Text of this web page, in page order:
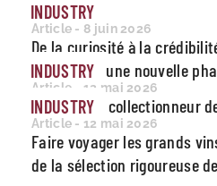
INDUSTRY
Article - 8 juin 2026
De la curiosité à la
entre dans une nouvelle
INDUSTRY
Article - 12 mai 2026
Qui devient collectionneur
INDUSTRY
Article - 12 mai 2026
Faire voyager les grands
de la sélection rigoureuse